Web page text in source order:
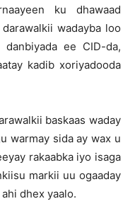
ku dhawaad
wadayba loo
ee CID-da,
kadib xoriyadooda
baskaas waday
warmay sida ay wax u
rakaabka iyo isaga
markii uu ogaaday
dhex yaalo.